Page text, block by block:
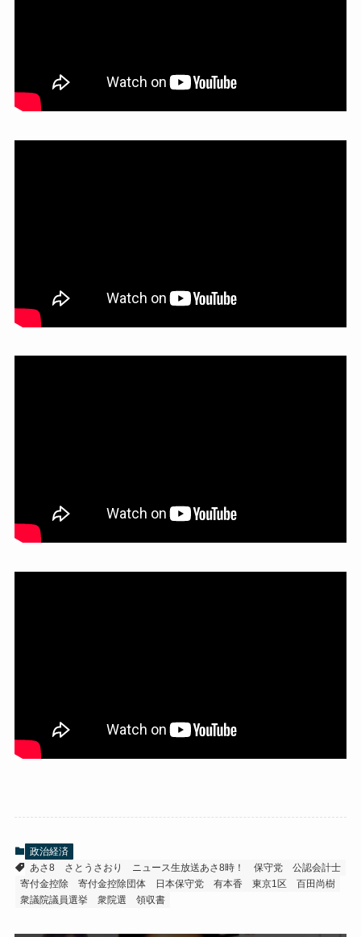
政治経済
あさ8
さとうさおり ニュース生放送あさ8時！ 保守党
公認会計士
寄付金控除
寄付金控除団体 日本保守党 有本香 東京1区
百田尚樹
衆議院議員選挙
衆院選 領収書